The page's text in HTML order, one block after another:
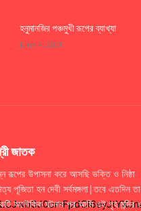
হনুমানজির পঞ্চমুখী রূপের ব্যাখ্যা
June 4, 2021
জাতক
রূপের উপাসনা করে আসছি ভক্তি ও নিষ্ঠা
পূজিতা হন দেবী সর্বমঙ্গলা|তবে এতদিন
অলৌকিক ঘটনার পর আমি এই গৃহ মন্দির